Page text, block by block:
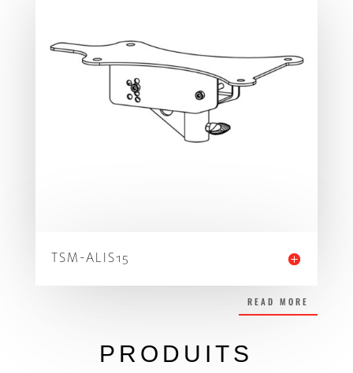
TSM-ALIS15
READ MORE
PRODUITS